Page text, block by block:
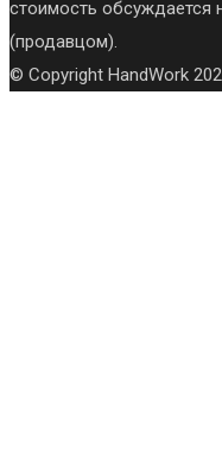
стоимость обсуждается
(продавцом).
© Copyright HandWork